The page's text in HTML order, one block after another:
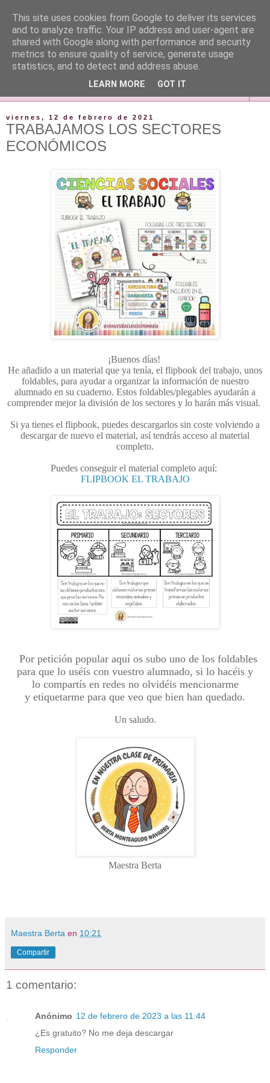
viernes, 12 de febrero de 2021
TRABAJAMOS LOS SECTORES
ECONÓMICOS
¡Buenos días!
He añadido a un material que ya tenía, el flipbook del trabajo, unos
foldables, para ayudar a organizar la información de nuestro
alumnado en su cuaderno. Estos foldables/plegables ayudarán a
comprender mejor la división de los sectores y lo harán más visual.
Si ya tienes el flipbook, puedes descargarlos sin coste volviendo a
descargar de nuevo el material, así tendrás acceso al material
completo.
Puedes conseguir el material completo aquí:
FLIPBOOK EL TRABAJO
Por petición popular aquí os subo uno de los foldables
para que lo uséis con vuestro alumnado, si lo hacéis y
lo compartís en redes no olvidéis mencionarme
y etiquetarme para que veo que bien han quedado.
Un saludo.
Maestra Berta
Maestra Berta en 10:21
Compartir
1 comentario:
Anónimo 12 de febrero de 2023 a las 11:44
¿Es gratuito? No me deja descargar
Responder
This site uses cookies from Google to deliver its services
and to analyze traffic. Your IP address and user-agent are
shared with Google along with performance and security
metrics to ensure quality of service, generate usage
statistics, and to detect and address abuse.
LEARN MORE GOT IT